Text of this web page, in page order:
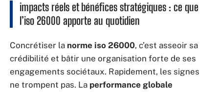
impacts réels et bénéfices stratégiques : ce que
l’iso 26000 apporte au quotidien
Concrétiser la norme iso 26000, c’est asseoir sa
crédibilité et bâtir une organisation forte de ses
engagements sociétaux. Rapidement, les signes
ne trompent pas. La performance globale